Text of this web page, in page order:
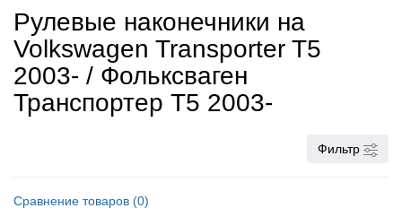
Рулевые наконечники на
Volkswagen Transporter T5
2003- / Фольксваген
Транспортер Т5 2003-
Фильтр
Сравнение товаров (0)